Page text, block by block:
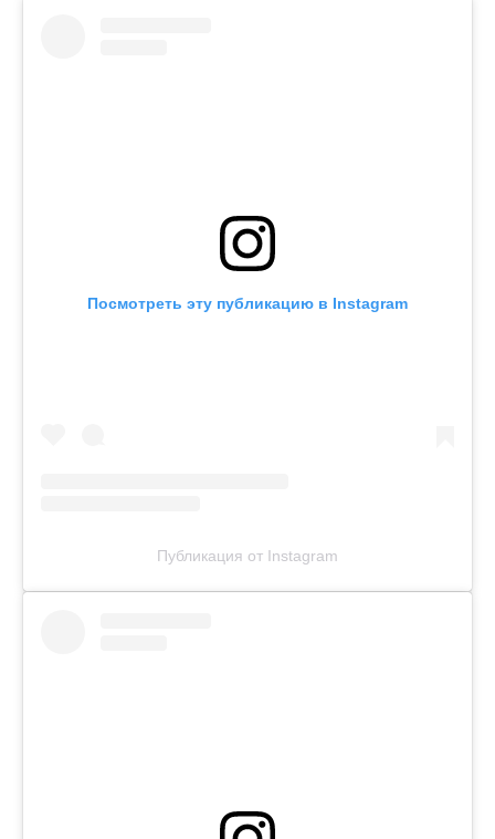
Посмотреть эту публикацию в Instagram
Публикация от Instagram